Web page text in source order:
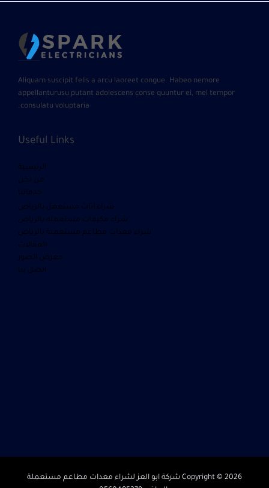
Aliquam suscipit felis a arcu laoreet congue. Habeo nemore
appellanturusu putant adolescens conse quuntur ei, mel tempor
consulatu voluptaria.
Useful Links
الرئيسية
من نحن
خدماتنا
شراء أثاث مستعمل بالرياض
شراء مكيفات مستعمله بالرياض
شراء معدات مطاعم مستعملة بالرياض
المقالات
معرض الصور
اتصل بنا
Copyright © 2026 شركة ابو العز لشراء معدات مطاعم مستعملة